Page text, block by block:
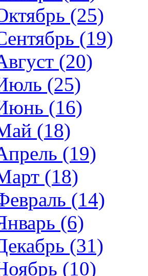
(25)
(19)
(20)
(25)
(16)
(18)
(19)
(18)
(14)
(6)
(31)
(10)